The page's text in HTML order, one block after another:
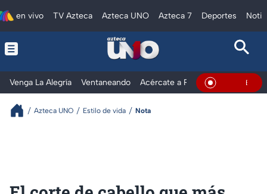
en vivo TV Azteca Azteca UNO Azteca 7 Deportes
Venga La Alegría Ventaneando Acércate a Rocío Al Extremo
En Vivo
Azteca UNO Estilo de vida Nota